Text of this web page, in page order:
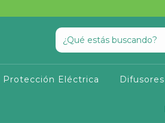
Protección Eléctrica Difusores